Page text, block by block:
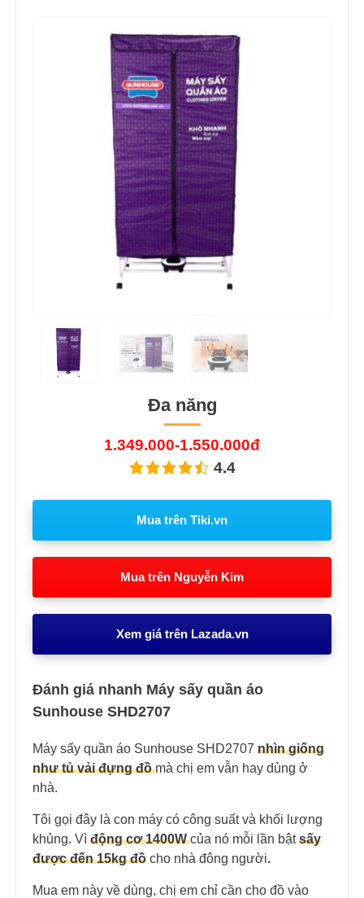
Đa năng
1.349.000-1.550.000đ
4.4
Mua trên Tiki.vn
Mua trên Nguyễn Kim
Xem giá trên Lazada.vn
Đánh giá nhanh Máy sấy quần áo
Sunhouse SHD2707
Máy sấy quần áo Sunhouse SHD2707 nhìn giống
như tủ vải đựng đồmà chị em vẫn hay dùng ở
nhà.
Tôi gọi đây là con máy có công suất và khối lượng
khủng. Vì động cơ 1400W của nó mỗi lần bậtsấy
được đến 15kg đồ cho nhà đông người.
Mua em này về dùng, chị em chỉ cần cho đồ vào